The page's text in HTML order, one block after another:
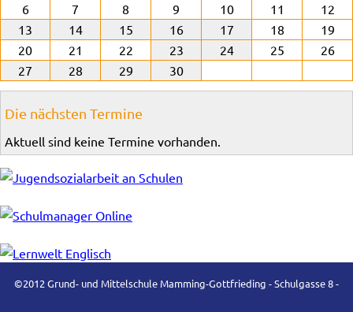
6
7 8 9 10 11
12
13
14 15 16 17 18
19
20
21 22 23 24 25
26
27
28 29 30
Die nächsten Termine
Aktuell sind keine Termine vorhanden.
©2012 Grund- und Mittelschule Mamming-Gottfrieding - Schulgasse 8 -